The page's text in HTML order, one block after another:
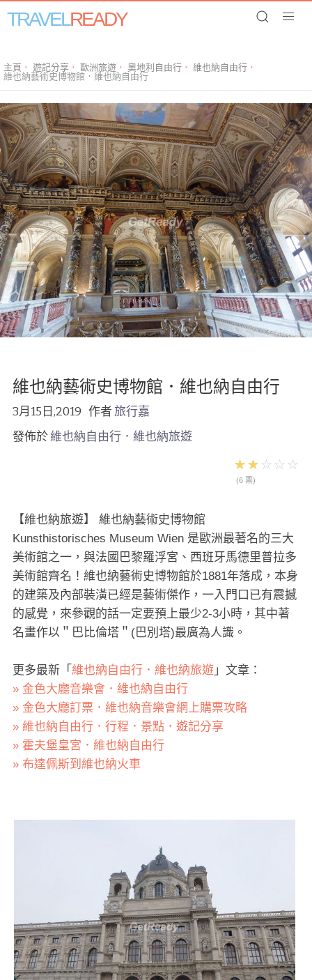
TRAVELREADY
主頁 遊記分享 歐洲旅遊 奧地利自由行
維也納自由行
維也納藝術史博物館．維也納自由行
維也納藝術史博物館．維也納自由行
3月15日,2019 作者 旅行嘉
發佈於維也納自由行．維也納旅遊
(6 票)
【維也納旅遊】 維也納藝術史博物館
Kunsthistorisches Museum Wien 是歐洲最著名的三大
美術館之一，與法國巴黎羅浮宮、西班牙馬德里普拉多
美術館齊名！維也納藝術史博物館於1881年落成，本身
的建築及內部裝潢已經是藝術傑作，一入門口已有震撼
的感覺，來參觀的話一定要預上最少2-3小時，其中著
名畫作以＂巴比倫塔＂(巴別塔)最廣為人識。
更多最新「 維也納自由行．維也納旅遊 」文章：
» 金色大廳音樂會．維也納自由行
» 金色大廳訂票．維也納音樂會網上購票攻略
» 維也納自由行．行程．景點．遊記分享
» 霍夫堡皇宮．維也納自由行
» 布達佩斯到維也納火車